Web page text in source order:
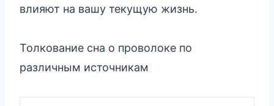
влияют на вашу текущую жизнь.
Толкование сна о проволоке по
различным источникам